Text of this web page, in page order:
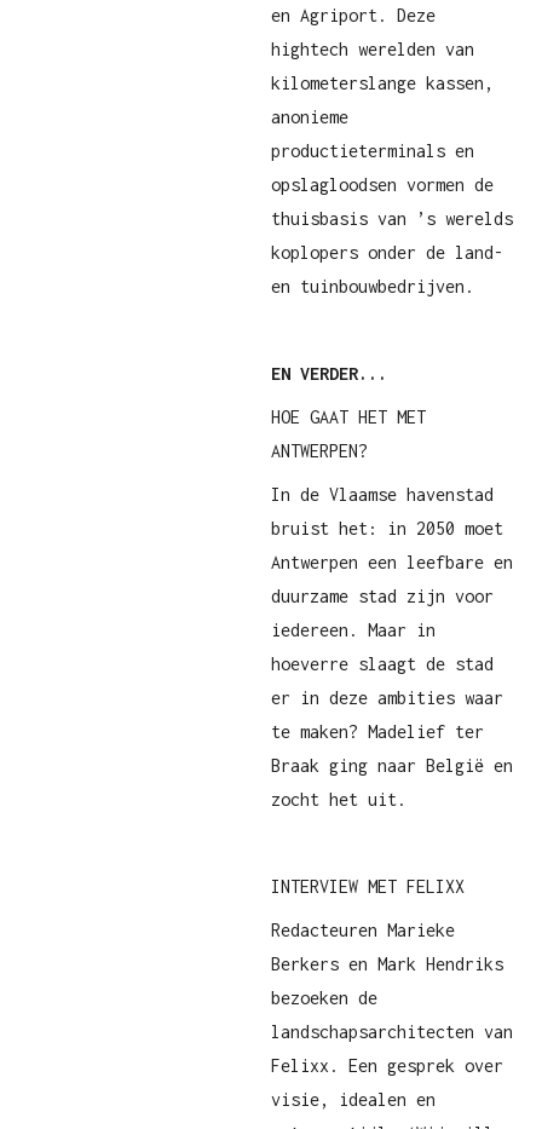
en Agriport. Deze
hightech werelden van
kilometerslange kassen,
anonieme
productieterminals en
opslagloodsen vormen de
thuisbasis van ’s werelds
koplopers onder de land-
en tuinbouwbedrijven.
EN VERDER...
HOE GAAT HET MET
ANTWERPEN?
In de Vlaamse havenstad
bruist het: in 2050 moet
Antwerpen een leefbare en
duurzame stad zijn voor
iedereen. Maar in
hoeverre slaagt de stad
er in deze ambities waar
te maken? Madelief ter
Braak ging naar België en
zocht het uit.
INTERVIEW MET FELIXX
Redacteuren Marieke
Berkers en Mark Hendriks
bezoeken de
landschapsarchitecten van
Felixx. Een gesprek over
visie, idealen en